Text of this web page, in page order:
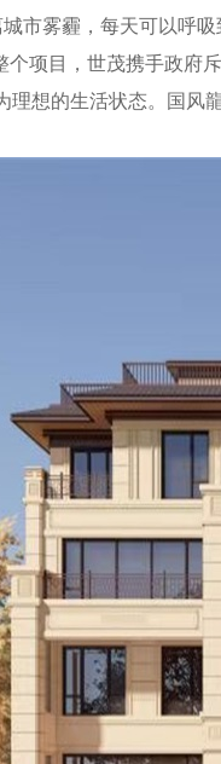
市雾霾，每天可以呼
个项目，世茂携手政府
理想的生活状态。国风